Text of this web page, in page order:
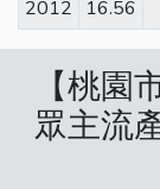
2012
16.56
【桃
眾主流